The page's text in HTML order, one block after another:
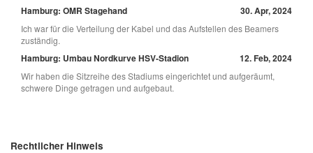
Hamburg: OMR Stagehand 30. Apr, 2024
Ich war für die Verteilung der Kabel und das Aufstellen des Beamers
zuständig.
Hamburg: Umbau Nordkurve HSV-Stadion 12. Feb, 2024
Wir haben die Sitzreihe des Stadiums eingerichtet und aufgeräumt,
schwere Dinge getragen und aufgebaut.
Rechtlicher Hinweis